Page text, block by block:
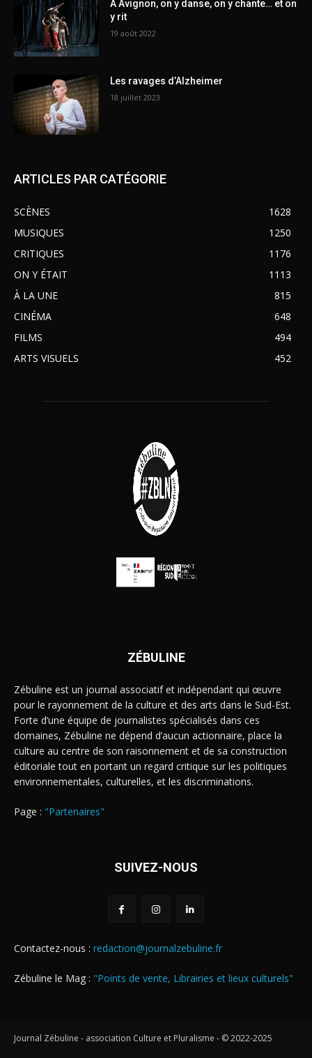
À Avignon, on y danse, on y chante… et on
y rit
19 août 2022
Les ravages d’Alzheimer
18 juillet 2023
ARTICLES PAR CATÉGORIE
SCÈNES
1628
MUSIQUES
1250
CRITIQUES
1176
ON Y ÉTAIT
1113
À LA UNE
815
CINÉMA
648
FILMS
494
ARTS VISUELS
452
ZÉBULINE
Zébuline est un journal associatif et indépendant qui œuvre
pour le rayonnement de la culture et des arts dans le Sud-Est.
Forte d’une équipe de journalistes spécialisés dans ces
domaines, Zébuline ne dépend d’aucun actionnaire, place la
culture au centre de son raisonnement et de sa construction
éditoriale tout en portant un regard critique sur les politiques
environnementales, culturelles, et les discriminations.
Page : "Partenaires"
SUIVEZ-NOUS
Contactez-nous : redaction@journalzebuline.fr
Zébuline le Mag : "Points de vente, Librairies et lieux culturels"
Journal Zébuline - association Culture et Pluralisme - © 2022-2025